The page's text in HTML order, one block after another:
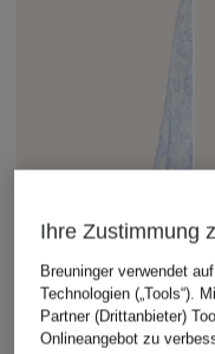
Ihre Zustimmung
Breuninger verwendet
Technologien („Tools“).
Partner (Drittanbieter)
Onlineangebot zu